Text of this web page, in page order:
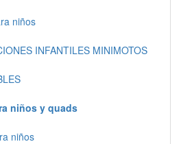
niños
INFANTILES MINIMOTOS
niños y quads
niños